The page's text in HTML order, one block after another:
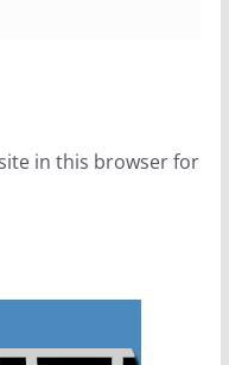
in this browser for